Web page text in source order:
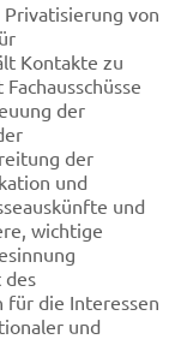
von
Kontakte zu
der
der
und
und
wichtige
des
für die Interessen
und